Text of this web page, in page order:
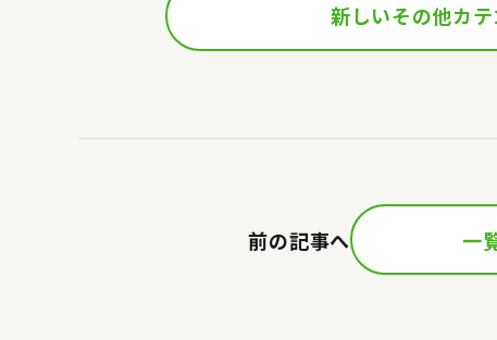
新しいその他カ
前の記事へ 一